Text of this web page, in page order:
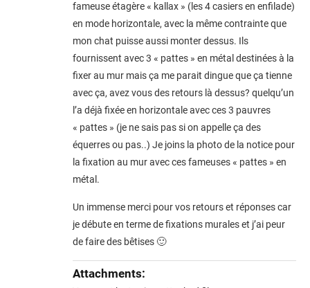
fameuse étagère « kallax » (les 4 casiers en enfilade)
en mode horizontale, avec la même contrainte que
mon chat puisse aussi monter dessus. Ils
fournissent avec 3 « pattes » en métal destinées à la
fixer au mur mais ça me parait dingue que ça tienne
avec ça, avez vous des retours là dessus? quelqu’un
l’a déjà fixée en horizontale avec ces 3 pauvres
« pattes » (je ne sais pas si on appelle ça des
équerres ou pas..) Je joins la photo de la notice pour
la fixation au mur avec ces fameuses « pattes » en
métal.
Un immense merci pour vos retours et réponses car
je débute en terme de fixations murales et j’ai peur
de faire des bêtises 🙂
Attachments: